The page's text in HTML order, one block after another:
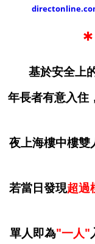
基於安全上
年長者有意入住
夜上海樓中樓雙
若當日發現超過
單人即為"一人"